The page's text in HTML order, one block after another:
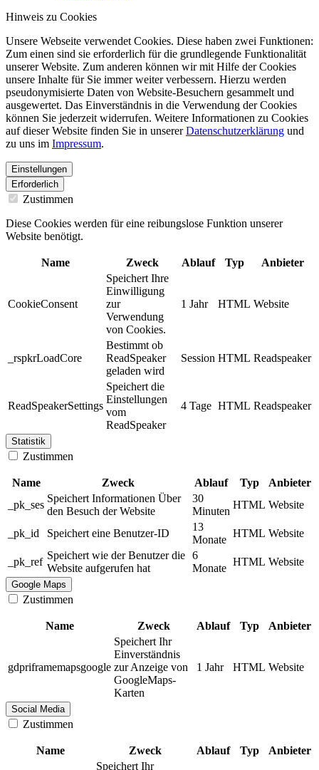
Hinweis zu Cookies
Unsere Webseite verwendet Cookies. Diese haben zwei Funktionen:
Zum einen sind sie erforderlich für die grundlegende Funktionalität
unserer Website. Zum anderen können wir mit Hilfe der Cookies
unsere Inhalte für Sie immer weiter verbessern. Hierzu werden
pseudonymisierte Daten von Website-Besuchern gesammelt und
ausgewertet. Das Einverständnis in die Verwendung der Cookies
können Sie jederzeit widerrufen. Weitere Informationen zu Cookies
auf dieser Website finden Sie in unsererDatenschutzerklärung und
zu uns im Impressum.
Einstellungen
Erforderlich
Zustimmen
Diese Cookies werden für eine reibungslose Funktion unserer
Website benötigt.
Name Zweck Ablauf Typ Anbieter
CookieConsent
Speichert Ihre
Einwilligung
zur
Verwendung
von Cookies.
1 Jahr HTML Website
_rspkrLoadCore
Bestimmt ob
ReadSpeaker
geladen wird
Session HTML Readspeaker
ReadSpeakerSettings
Speichert die
Einstellungen
vom
ReadSpeaker
4 Tage HTML Readspeaker
Statistik
Zustimmen
Name Zweck Ablauf Typ
Anbieter
_pk_ses
Speichert Informationen Über
den Besuch der Website
30
Minuten
HTML Website
_pk_id Speichert eine Benutzer-ID
13
Monate
HTML Website
_pk_ref
Speichert wie der Benutzer die
Website aufgerufen hat
6
Monate
HTML Website
Google Maps
Zustimmen
Name Zweck Ablauf Typ Anbieter
gdpriframemapsgoogle
Speichert Ihr
Einverständnis
zur Anzeige von
GoogleMaps-
Karten
1 Jahr HTML Website
Social Media
Zustimmen
Name Zweck Ablauf Typ
Anbieter
Speichert Ihr